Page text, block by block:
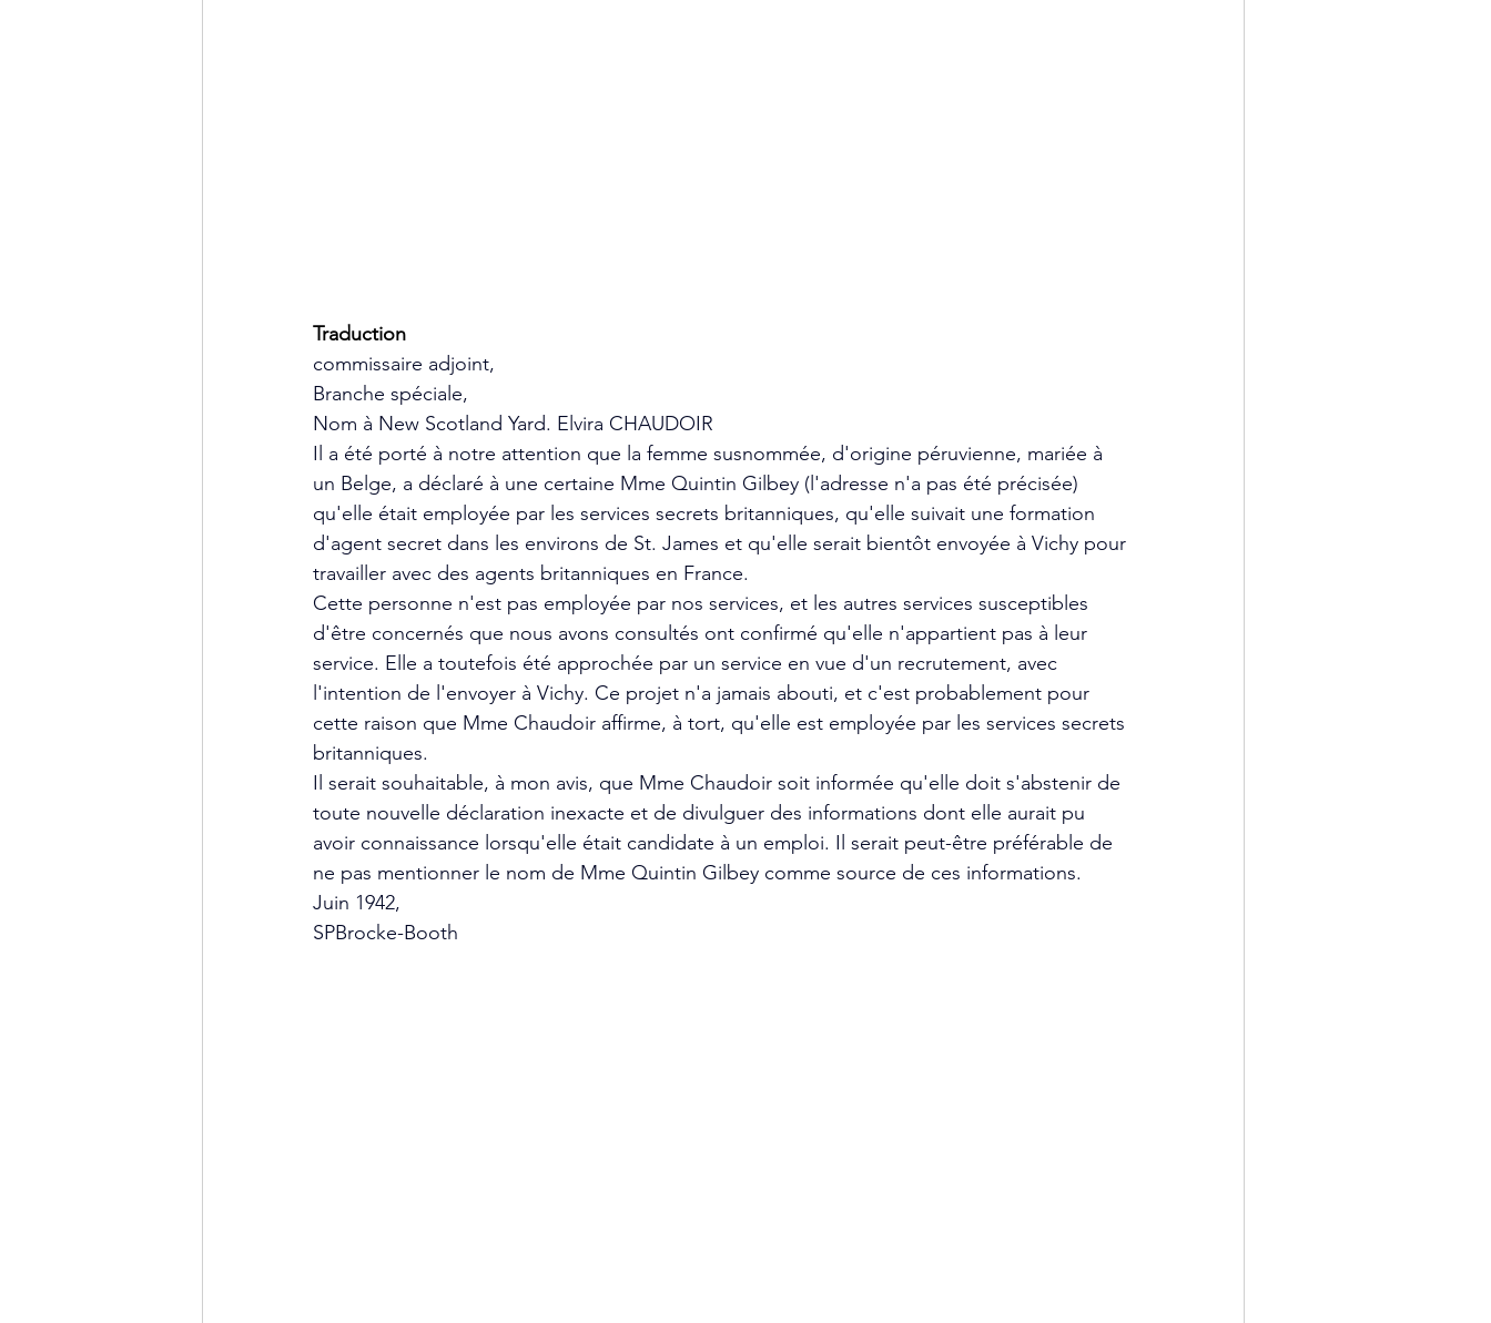
Traduction
commissaire adjoint,
Branche spéciale,
Nom à New Scotland Yard. Elvira CHAUDOIR
Il a été porté à notre attention que la femme susnommée, d'origine péruvienne, mariée à
un Belge, a déclaré à une certaine Mme Quintin Gilbey (l'adresse n'a pas été précisée)
qu'elle était employée par les services secrets britanniques, qu'elle suivait une formation
d'agent secret dans les environs de St. James et qu'elle serait bientôt envoyée à Vichy pour
travailler avec des agents britanniques en France.
Cette personne n'est pas employée par nos services, et les autres services susceptibles
d'être concernés que nous avons consultés ont confirmé qu'elle n'appartient pas à leur
service. Elle a toutefois été approchée par un service en vue d'un recrutement, avec
l'intention de l'envoyer à Vichy. Ce projet n'a jamais abouti, et c'est probablement pour
cette raison que Mme Chaudoir affirme, à tort, qu'elle est employée par les services secrets
britanniques.
Il serait souhaitable, à mon avis, que Mme Chaudoir soit informée qu'elle doit s'abstenir de
toute nouvelle déclaration inexacte et de divulguer des informations dont elle aurait pu
avoir connaissance lorsqu'elle était candidate à un emploi. Il serait peut-être préférable de
ne pas mentionner le nom de Mme Quintin Gilbey comme source de ces informations.
Juin 1942,
SPBrocke-Booth